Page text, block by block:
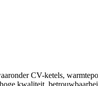
CV-ketels,
kwaliteit,